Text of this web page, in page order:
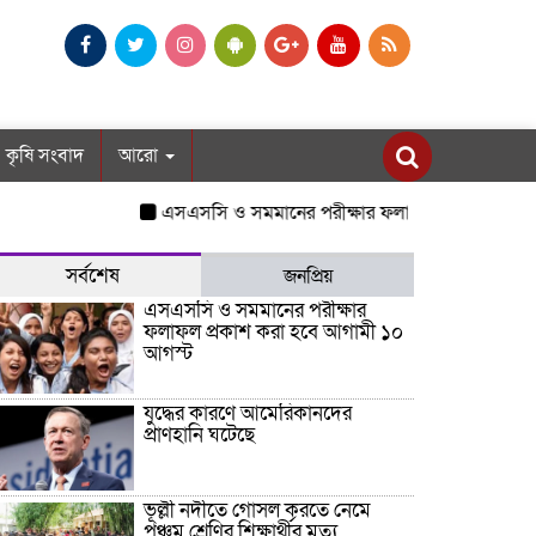
কৃষি সংবাদ আরো
এসএসসি ও সমমানের পরীক্ষার ফলাফল প্রকাশ করা হবে
সর্বশেষ জনপ্রিয়
এসএসসি ও সমমানের পরীক্ষার
ফলাফল প্রকাশ করা হবে আগামী ১০
আগস্ট
যুদ্ধের কারণে আমেরিকানদের
প্রাণহানি ঘটেছে
ভূল্লী নদীতে গোসল করতে নেমে